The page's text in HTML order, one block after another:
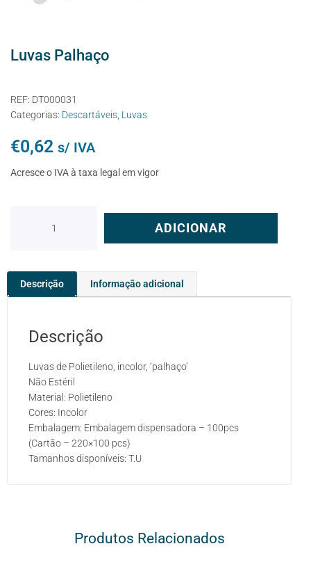
Luvas Palhaço
REF: DT000031
Categorias: Descartáveis Luvas
€0,62 s/ IVA
Acresce o IVA à taxa legal em vigor
ADICIONAR
Descrição Informação adicional
Descrição
Luvas de Polietileno, incolor, ‘palhaço’
Não Estéril
Material: Polietileno
Cores: Incolor
Embalagem: Embalagem dispensadora – 100pcs
(Cartão – 220×100 pcs)
Tamanhos disponíveis: T.U
Produtos Relacionados